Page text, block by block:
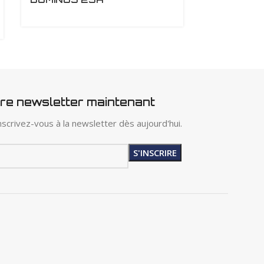
newsletter maintenant
vous à la newsletter dès aujourd'hui.